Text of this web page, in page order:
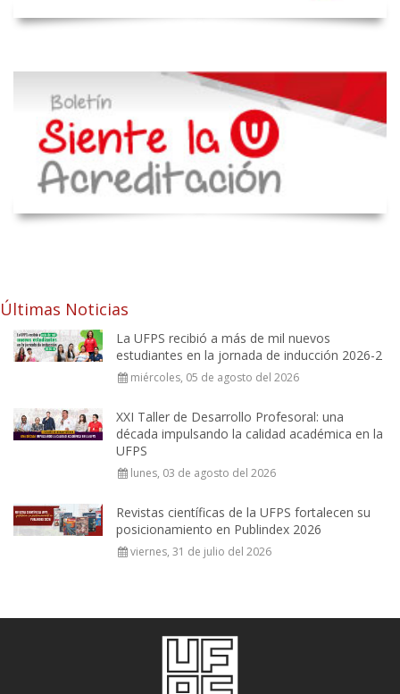
Últimas Noticias
La UFPS recibió a más de mil nuevos
estudiantes en la jornada de inducción 2026-2
miércoles, 05 de agosto del 2026
XXI Taller de Desarrollo Profesoral: una
década impulsando la calidad académica en la
UFPS
lunes, 03 de agosto del 2026
Revistas científicas de la UFPS fortalecen su
posicionamiento en Publindex 2026
viernes, 31 de julio del 2026